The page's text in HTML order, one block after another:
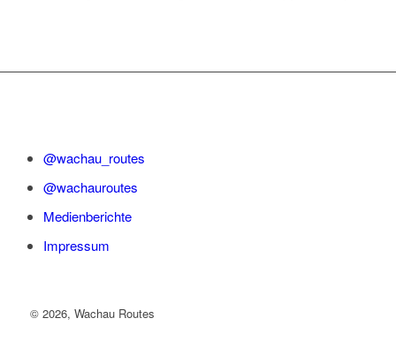
© 2026, Wachau Routes
@wachau_routes
@wachauroutes
Medienberichte
Impressum